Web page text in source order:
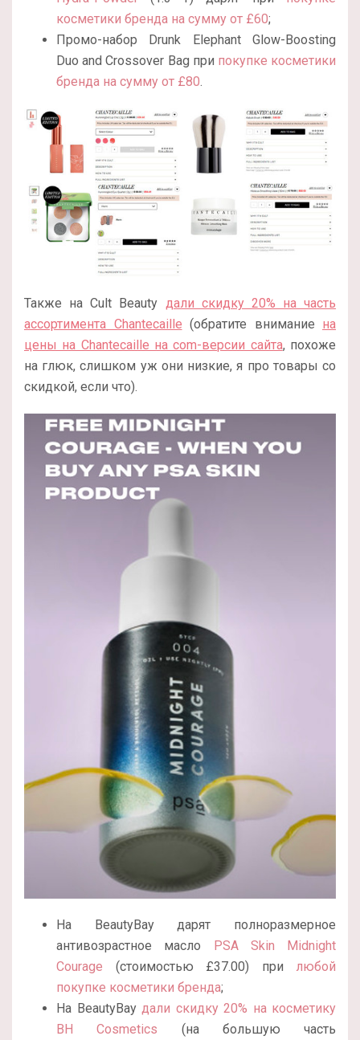
косметики бренда на сумму от £60;
Промо-набор Drunk Elephant Glow-Boosting
Duo and Crossover Bag при покупке косметики
бренда на сумму от £80.
Также на Cult Beauty дали скидку 20% на часть
ассортимента Chantecaille (обратите внимание на
цены на Chantecaille на com-версии сайта, похоже
на глюк, слишком уж они низкие, я про товары со
скидкой, если что).
На BeautyBay дарят полноразмерное
антивозрастное масло
PSA Skin Midnight
Courage (стоимостью £37.00) при любой
покупке косметики бренда;
На BeautyBay дали скидку 20% на косметику
BH Cosmetics (на большую часть